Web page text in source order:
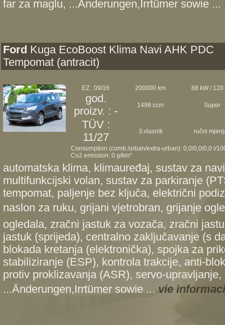
far za maglu, ...Änderungen,Irrtümer sowie ...
Ford Kuga EcoBoost Klima Navi AHK PDC
Tempomat (antracit)
EZ : 09/16 200000 km 88 kW / 120
god.
proizv. : -
1498 ccm Super
TÜV :
11/27
3.vlasnik ručni
Consumption (comb./urban/extra-urban): 0,0/0,0/0,0 l/
Co2 emission: 0 g/km*
automatska klima, klimauređaj, sustav za
multifunkcijski volan, sustav za parkiranje
tempomat, paljenje bez ključa, električni
naslon za ruku, grijani vjetrobran, grijanje
ogledala, zračni jastuk za vozača, zračni
jastuk (sprijeda), centralno zaključavanje (s
blokada kretanja (elektronička), spojka za
stabiliziranje (ESP), kontrola trakcije, anti-
protiv proklizavanja (ASR), servo-upravljanje,
...Änderungen,Irrtümer sowie ... vie